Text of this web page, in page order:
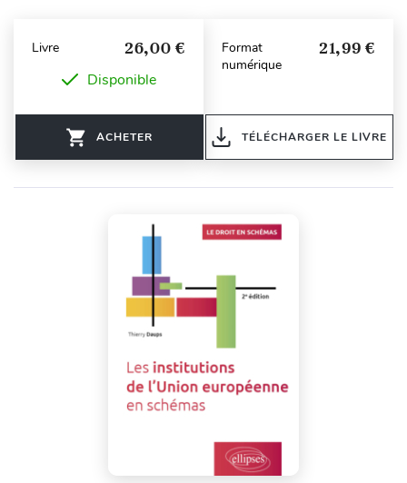
Livre 26,00 €
Disponible
ACHETER
Format
numérique
21,99 €
TÉLÉCHARGER LE LIVRE